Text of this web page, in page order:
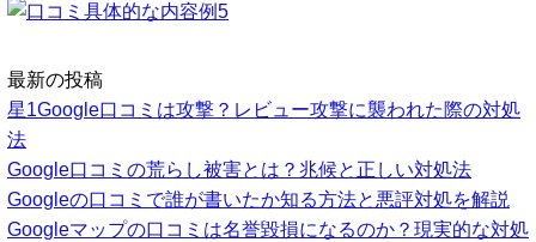
最新の投稿
星1Google口コミは攻撃？レビュー攻撃に襲われた際の対処
法
Google口コミの荒らし被害とは？兆候と正しい対処法
Googleの口コミで誰が書いたか知る方法と悪評対処を解説
Googleマップの口コミは名誉毀損になるのか？現実的な対処